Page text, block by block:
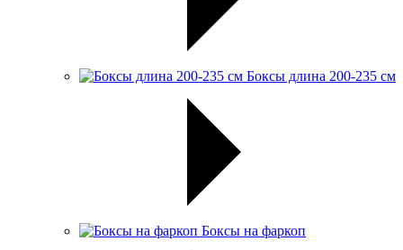
Боксы длина 200-235 см
Боксы на фаркоп